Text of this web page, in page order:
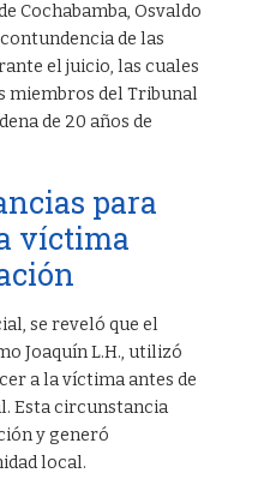
Cochabamba, Osvaldo
de las
el juicio, las cuales
miembros del Tribunal
de 20 años de
para
víctima
se reveló que el
Joaquín L.H., utilizó
a la víctima antes de
Esta circunstancia
y generó
local.